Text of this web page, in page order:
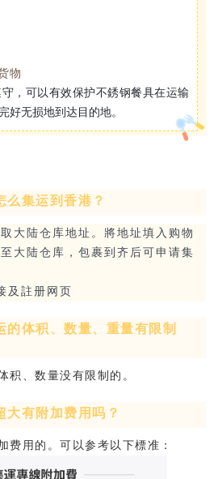
物
，可以有效保护不銹钢餐具在运输
好无损地到达目的地。
么集运到香港？
大陆仓库地址。將地址填入购物
大陆仓库，包裹到齐后可申请集
及註册网页
的体积、数量、重量有限制
积、数量没有限制的。
大有附加费用吗？
费用的。可以参考以下標准：